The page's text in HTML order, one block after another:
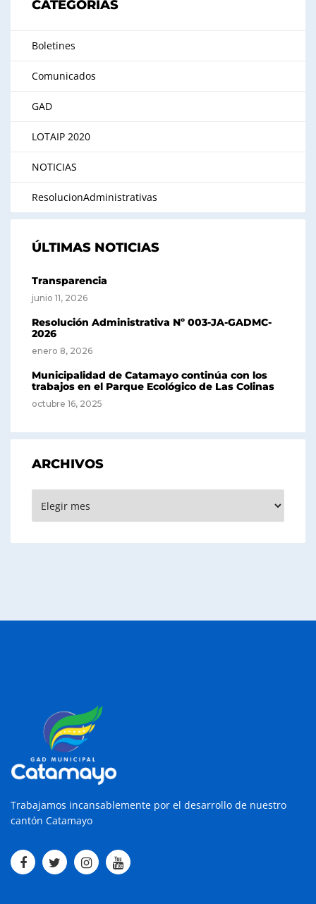
CATEGORÍAS
Boletines
Comunicados
GAD
LOTAIP 2020
NOTICIAS
ResolucionAdministrativas
ÚLTIMAS NOTICIAS
Transparencia
junio 11, 2026
Resolución Administrativa Nº 003-JA-GADMC-
2026
enero 8, 2026
Municipalidad de Catamayo continúa con los
trabajos en el Parque Ecológico de Las Colinas
octubre 16, 2025
ARCHIVOS
Trabajamos incansablemente por el desarrollo de nuestro
cantón Catamayo